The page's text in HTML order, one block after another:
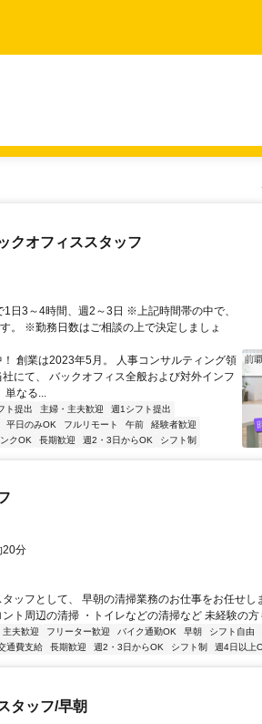
クオフィススタッフ
日3～4時間、週2～3日 ※上記時間帯の中で、
。 ※勤務日数はご相談の上で決定しましょ
創業は2023年5月。 人事コンサルティング領
にて、 バックオフィス全般および対外インフ
単なる...
ト提出 主婦・主夫歓迎
週1シフト提出
平日のみOK フルリモート 午前
経験者歓迎
クOK 長期歓迎 週2・3日からOK シフト制
20分
ッフとして、 早朝の清掃業務のお仕事をお任せし
ト周辺の清掃 ・トイレなどの清掃など 未経験の
主夫歓迎 フリーター歓迎 バイク通勤OK 早朝 シフト自由
通費支給 長期歓迎 週2・3日からOK シフト制 週4日以上
タッフ/早朝